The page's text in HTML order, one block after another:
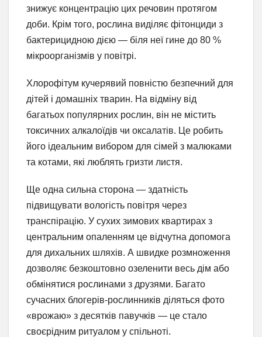
знижує концентрацію цих речовин протягом
доби. Крім того, рослина виділяє фітонциди з
бактерицидною дією — біля неї гине до 80 %
мікроорганізмів у повітрі.
Хлорофітум кучерявий повністю безпечний для
дітей і домашніх тварин. На відміну від
багатьох популярних рослин, він не містить
токсичних алкалоїдів чи оксалатів. Це робить
його ідеальним вибором для сімей з малюками
та котами, які люблять гризти листя.
Ще одна сильна сторона — здатність
підвищувати вологість повітря через
транспірацію. У сухих зимових квартирах з
центральним опаленням це відчутна допомога
для дихальних шляхів. А швидке розмноження
дозволяє безкоштовно озеленити весь дім або
обмінятися рослинами з друзями. Багато
сучасних блогерів-рослинників діляться фото
«врожаю» з десятків павучків — це стало
своєрідним ритуалом у спільноті.